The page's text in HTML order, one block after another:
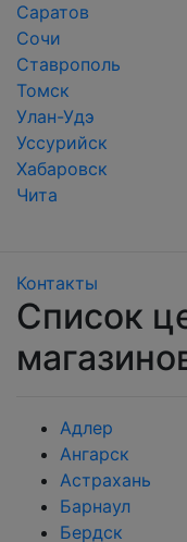
Саратов
Сочи
Ставрополь
Томск
Улан-Удэ
Уссурийск
Хабаровск
Чита
Контакты
Список
Адлер
Ангарск
Астрахань
Барнаул
Бердск